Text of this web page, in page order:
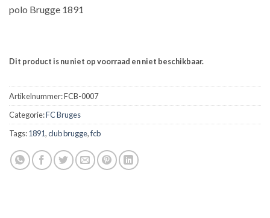
polo Brugge 1891
Dit product is nu niet op voorraad en niet beschikbaar.
Artikelnummer:FCB-0007
Categorie:FC Bruges
Tags:1891,club brugge,fcb